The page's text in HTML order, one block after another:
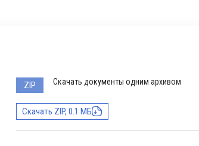
ZIP Скачать документы одним архивом
Скачать ZIP, 0.1 МБ